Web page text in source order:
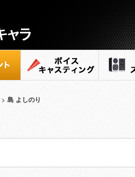
ボイスキャスティング
> 島 よしのり